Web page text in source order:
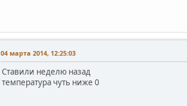
04 марта 2014, 12:25:03
Ставили неделю назад
температура чуть ниже 0